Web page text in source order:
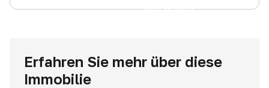
den Makler
Erfahren Sie mehr über diese
Immobilie